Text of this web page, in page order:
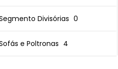
Divisórias 0
e Poltronas 4